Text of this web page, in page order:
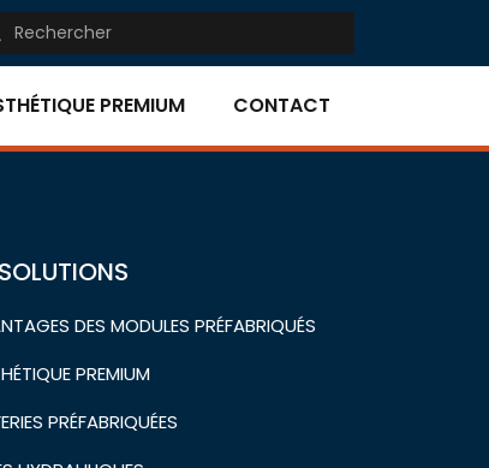
PREMIUM CONTACT
DES MODULES PRÉFABRIQUÉS
PREMIUM
PRÉFABRIQUÉES